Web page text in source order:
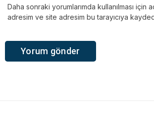
Daha sonraki yorumlarımda kullanılması için
adresim ve site adresim bu tarayıcıya